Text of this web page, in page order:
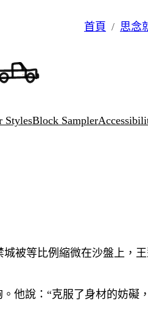
首頁 思念
StylesBlock Sampler
被等比例縮微在沙盤上，
他說：“克服了身材的妨礙